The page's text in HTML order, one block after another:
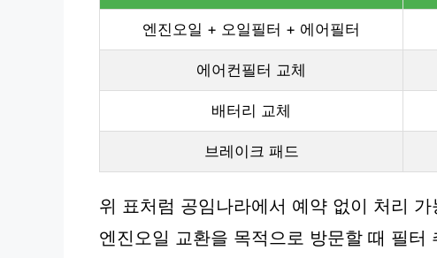
엔진오일 + 오일필터 + 에어필터
에어컨필터 교체
배터리 교체
브레이크 패드
위 표처럼 공임나라에서 예약 없이 처리
엔진오일 교환을 목적으로 방문할 때 필